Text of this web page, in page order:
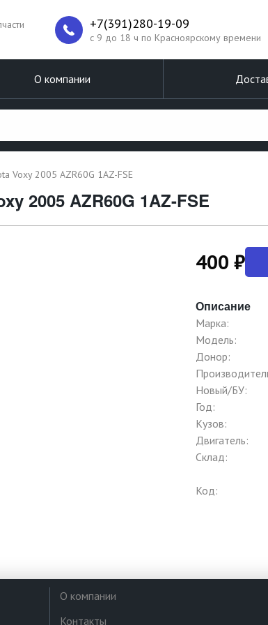
+7(391)280-19-09
c 9 до 18 ч по Красноярскому времени
О компании
Voxy 2005 AZR60G 1AZ-FSE
2005 AZR60G 1AZ-FSE
400 ₽
Описание
Марка:
Модель:
Донор:
Новый/БУ:
Год:
Кузов:
Двигатель:
Склад:
Код:
О компании
Контакты